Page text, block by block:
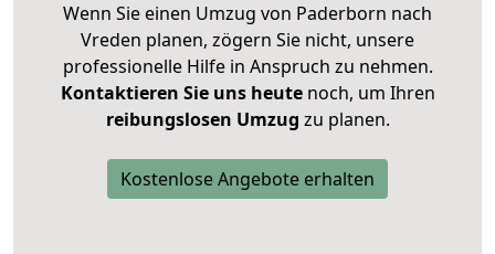
Wenn Sie einen Umzug von Paderborn nach
Vreden planen, zögern Sie nicht, unsere
professionelle Hilfe in Anspruch zu nehmen.
Kontaktieren Sie uns heutenoch, um Ihren
reibungslosen Umzug zu planen.
Kostenlose Angebote erhalten